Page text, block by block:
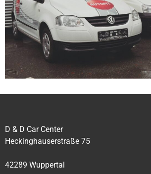
D & D Car Center
Heckinghauserstraße 75
42289 Wuppertal